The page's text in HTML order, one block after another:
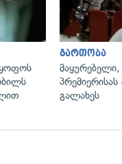
გართობა
გალახეს